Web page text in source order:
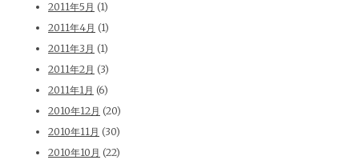
2011年5月 (1)
2011年4月 (1)
2011年3月 (1)
2011年2月 (3)
2011年1月 (6)
2010年12月 (20)
2010年11月 (30)
2010年10月 (22)